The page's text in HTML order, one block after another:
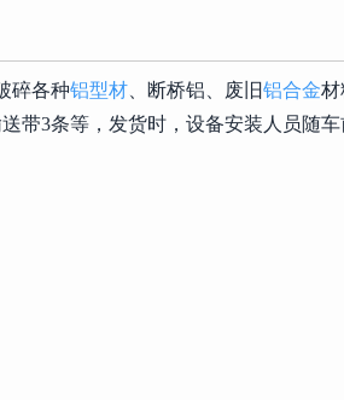
碎各种铝型材 、断桥铝、废旧铝合金材
带3条等，发货时，设备安装人员随